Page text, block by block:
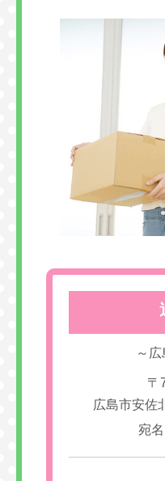
～
〒
広島市安佐
宛